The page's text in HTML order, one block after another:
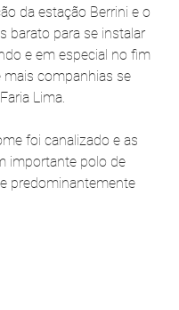
da estação Berrini e o
barato para se instalar
e em especial no fim
mais companhias se
Lima.
foi canalizado e as
importante polo de
predominantemente